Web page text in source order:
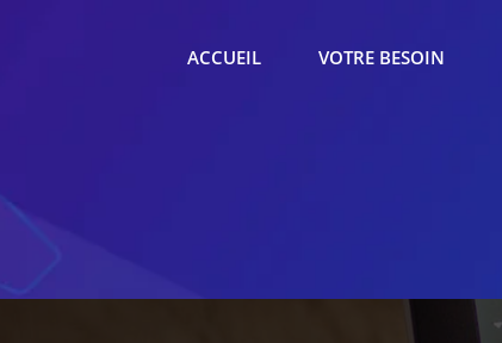
ACCUEIL VOTRE BESOIN